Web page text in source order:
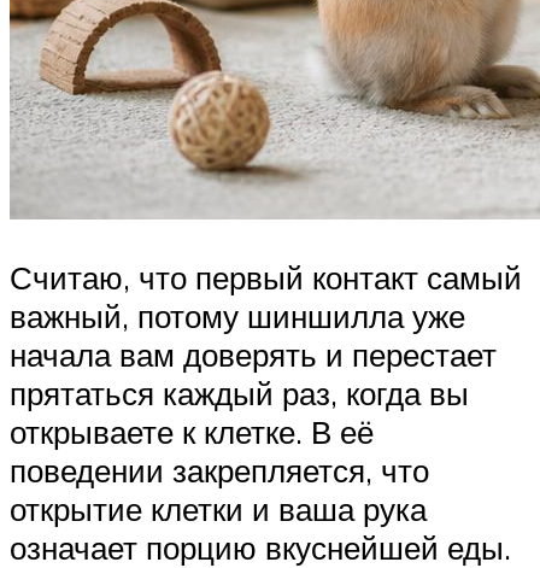
Считаю, что первый контакт самый
важный, потому шиншилла уже
начала вам доверять и перестает
прятаться каждый раз, когда вы
открываете к клетке. В её
поведении закрепляется, что
открытие клетки и ваша рука
означает порцию вкуснейшей еды.